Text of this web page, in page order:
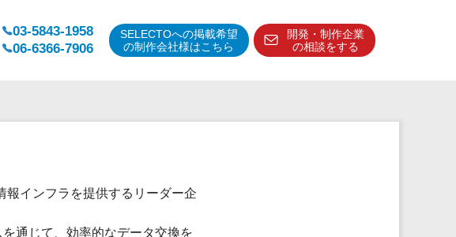
03-5843-1958
06-6366-7906
SELECTOへの掲載希望
の制作会社様はこちら
開発・制作企業
の相談をする
インフラを提供するリーダー企
通じて、効率的なデータ交換を